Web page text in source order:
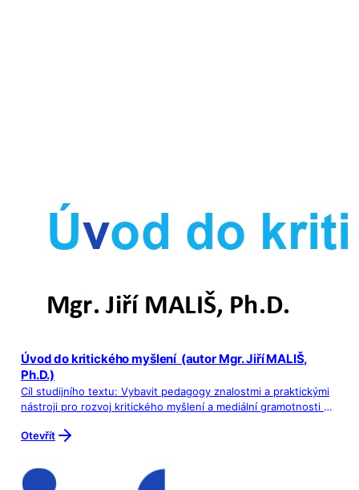
Úvod do kritického myšlení (autor Mgr. Jiří MALIŠ,
Ph.D.)
Cíl studijního textu: Vybavit pedagogy znalostmi a praktickými
nástroji pro rozvoj kritického myšlení a mediální gramotnosti u
dovednosti nezbytných pro orientaci v současné informačně
analyzovat informace, rozpoznávat manipulace a vést věcnou a
respektující diskuzi.
Otevřít